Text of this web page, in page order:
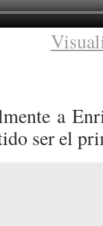
a
ser el